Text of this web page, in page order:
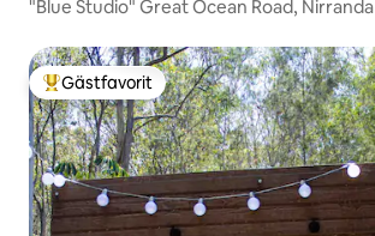
"Blue Studio" Great Ocean Road, Nirranda
Populär gästfavorit
Gästfavorit